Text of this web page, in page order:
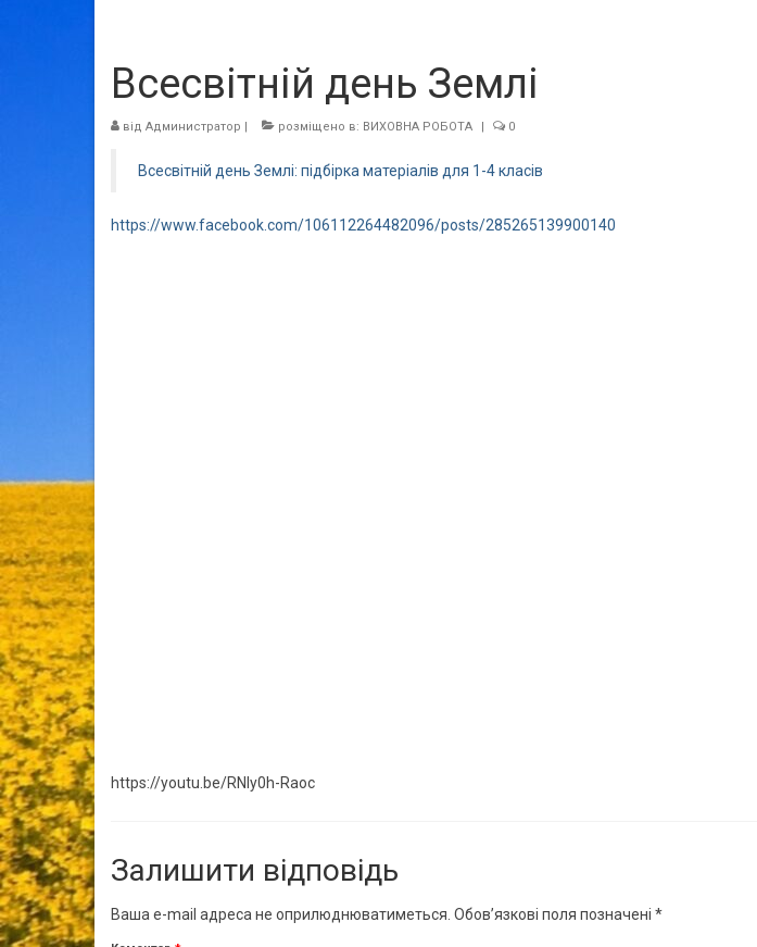
Всесвітній день Землі
від Администратор | розміщено в: ВИХОВНА РОБОТА | 0
Всесвітній день Землі: підбірка матеріалів для 1-4 класів
https://www.facebook.com/106112264482096/posts/285265139900140
https://youtu.be/RNIy0h-Raoc
Залишити відповідь
Ваша e-mail адреса не оприлюднюватиметься. Обов’язкові поля позначені *